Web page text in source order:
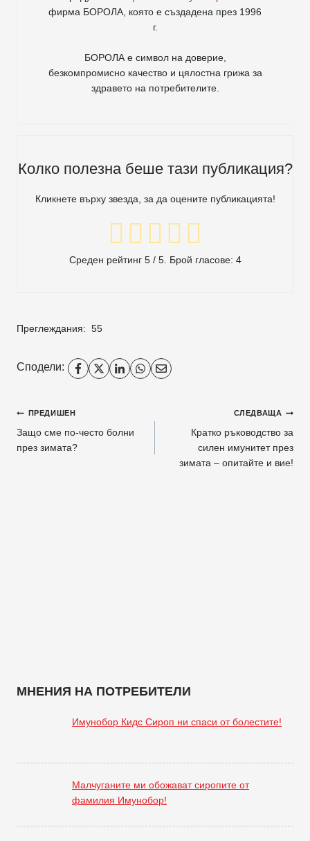
фирма БОРОЛА , която е създадена през 1996
г.
БОРОЛА е символ на доверие,
безкомпромисно качество и цялостна грижа за
здравето на потребителите.
Колко полезна беше тази публикация?
Кликнете върху звезда, за да оцените публикацията!
Среден рейтинг 5/ 5. Брой гласове: 4
Преглеждания: 55
Сподели:
Навигация
ПРЕДИШЕН
Защо сме по-често болни
през зимата?
СЛЕДВАЩА
Кратко ръководство за
силен имунитет през
зимата – опитайте и вие!
МНЕНИЯ НА ПОТРЕБИТЕЛИ
Имунобор Кидс Сироп ни спаси от болестите!
Малчуганите ми обожават сиропите от
фамилия Имунобор!